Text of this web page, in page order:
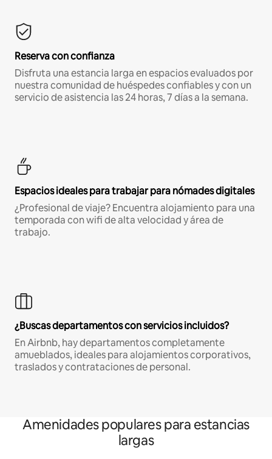
Reserva con confianza
Disfruta una estancia larga en espacios evaluados por
nuestra comunidad de huéspedes confiables y con un
servicio de asistencia las 24 horas, 7 días a la semana.
Espacios ideales para trabajar para nómades digitales
¿Profesional de viaje? Encuentra alojamiento para una
temporada con wifi de alta velocidad y área de
trabajo.
¿Buscas departamentos con servicios incluidos?
En Airbnb, hay departamentos completamente
amueblados, ideales para alojamientos corporativos,
traslados y contrataciones de personal.
Amenidades populares para estancias
largas